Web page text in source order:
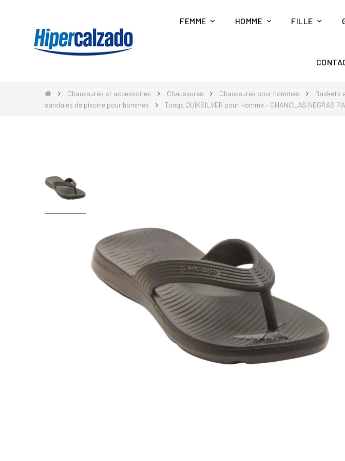
FEMME HOMME FILLE
Chaussures et accessoires Chaussures Chaussures pour hommes Baskets
sandales de piscine pour hommes
Tongs QUIKSILVER pour Homme - CHANCLAS NEGRAS